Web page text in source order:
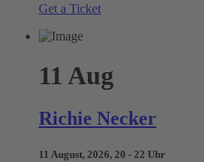
Get a Ticket
11 Aug
Richie Necker
11 August, 2026, 20 - 22 Uhr